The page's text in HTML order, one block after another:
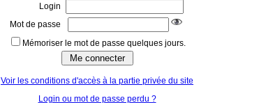
Login
Mot de passe
Mémoriser le mot de passe quelques jours.
Voir les conditions d'accès à la partie privée du site
Login ou mot de passe perdu ?